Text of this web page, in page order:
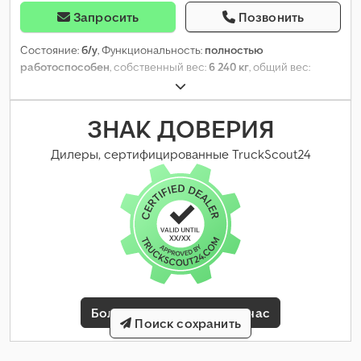
Запросить Позвонить
Состояние:б/у, Функциональность: полностью
работоспособен, собственный вес:6 240 кг, общий вес:
13 840 мм
выпуска:2017,
ЗНАК ДОВЕРИЯ
Дилеры, сертифицированные TruckScout24
Больше информации сейчас
Поиск сохранить